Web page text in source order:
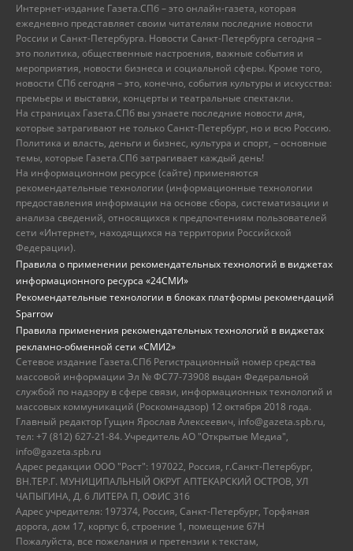
Интернет-издание Газета.СПб – это онлайн-газета, которая
ежедневно представляет своим читателям последние новости
России и Санкт-Петербурга. Новости Санкт-Петербурга сегодня –
это политика, общественные настроения, важные события и
мероприятия, новости бизнеса и социальной сферы. Кроме того,
новости СПб сегодня – это, конечно, события культуры и искусства:
премьеры и выставки, концерты и театральные спектакли.
На страницах Газета.СПб вы узнаете последние новости дня,
которые затрагивают не только Санкт-Петербург, но и всю Россию.
Политика и власть, деньги и бизнес, культура и спорт, – основные
темы, которые Газета.СПб затрагивает каждый день!
На информационном ресурсе (сайте) применяются
рекомендательные технологии (информационные технологии
предоставления информации на основе сбора, систематизации и
анализа сведений, относящихся к предпочтениям пользователей
сети «Интернет», находящихся на территории Российской
Федерации).
Правила о применении рекомендательных технологий в виджетах
информационного ресурса «24СМИ»
Рекомендательные технологии в блоках платформы рекомендаций
Sparrow
Правила применения рекомендательных технологий в виджетах
рекламно-обменной сети «СМИ2»
Сетевое издание Газета.СПб Регистрационный номер средства
массовой информации Эл № ФС77-73908 выдан Федеральной
службой по надзору в сфере связи, информационных технологий и
массовых коммуникаций (Роскомнадзор) 12 октября 2018 года.
Главный редактор Гущин Ярослав Алексеевич, info@gazeta.spb.ru,
тел: +7 (812) 627-21-84. Учредитель АО "Открытые Медиа",
info@gazeta.spb.ru
Адрес редакции ООО "Рост": 197022, Россия, г.Санкт-Петербург,
ВН.ТЕР.Г. МУНИЦИПАЛЬНЫЙ ОКРУГ АПТЕКАРСКИЙ ОСТРОВ, УЛ
ЧАПЫГИНА, Д. 6 ЛИТЕРА П, ОФИС 316
Адрес учредителя: 197374, Россия, Санкт-Петербург, Торфяная
дорога, дом 17, корпус 6, строение 1, помещение 67Н
Пожалуйста, все пожелания и претензии к текстам,